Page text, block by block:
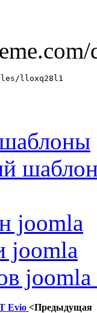
lloxq28l1
joomla
joomla
joomla
Evio <Предыдущая